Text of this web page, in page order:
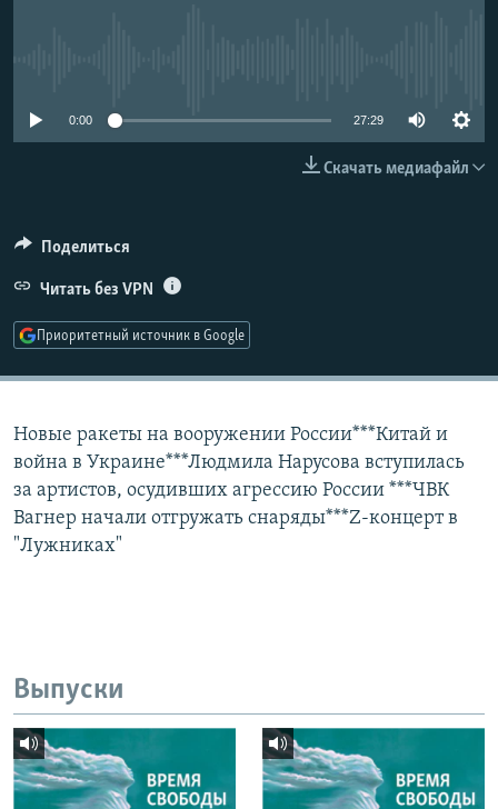
СОЦИАЛЬНЫЕ СЕТИ
0:00 27:29
Скачать медиафайл
Поделиться
Читать без VPN
Приоритетный источник в Google
Новые ракеты на вооружении России***Китай и
война в Украине***Людмила Нарусова вступилась
за артистов, осудивших агрессию России ***ЧВК
Вагнер начали отгружать снаряды***Z-концерт в
"Лужниках"
Выпуски